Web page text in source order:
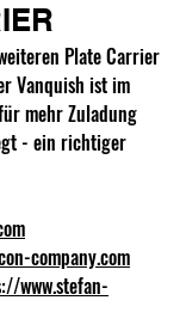
Plate Carrier
Vanquish ist im
mehr Zuladung
- ein richtiger
company.com
www.stefan-